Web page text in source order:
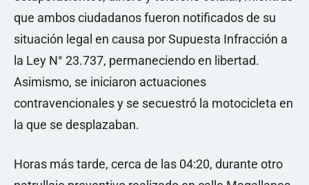
que ambos ciudadanos fueron notificados de su
situación legal en causa por Supuesta Infracción a
la Ley N° 23.737, permaneciendo en libertad.
Asimismo, se iniciaron actuaciones
contravencionales y se secuestró la motocicleta en
la que se desplazaban.
Horas más tarde, cerca de las 04:20, durante otro